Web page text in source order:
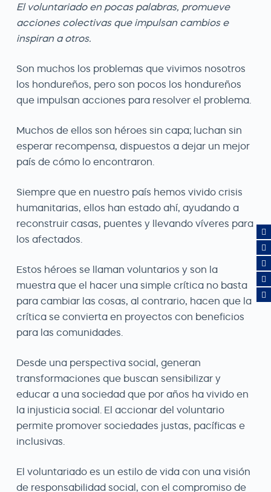
El voluntariado en pocas palabras, promueve
acciones colectivas que impulsan cambios e
inspiran a otros.
Son muchos los problemas que vivimos nosotros
los hondureños, pero son pocos los hondureños
que impulsan acciones para resolver el problema.
Muchos de ellos son héroes sin capa; luchan sin
esperar recompensa, dispuestos a dejar un mejor
país de cómo lo encontraron.
Siempre que en nuestro país hemos vivido crisis
humanitarias, ellos han estado ahí, ayudando a
reconstruir casas, puentes y llevando víveres para
los afectados.
Estos héroes se llaman voluntarios y son la
muestra que el hacer una simple crítica no basta
para cambiar las cosas, al contrario, hacen que la
crítica se convierta en proyectos con beneficios
para las comunidades.
Desde una perspectiva social, generan
transformaciones que buscan sensibilizar y
educar a una sociedad que por años ha vivido en
la injusticia social. El accionar del voluntario
permite promover sociedades justas, pacíficas e
inclusivas.
El voluntariado es un estilo de vida con una visión
de responsabilidad social, con el compromiso de